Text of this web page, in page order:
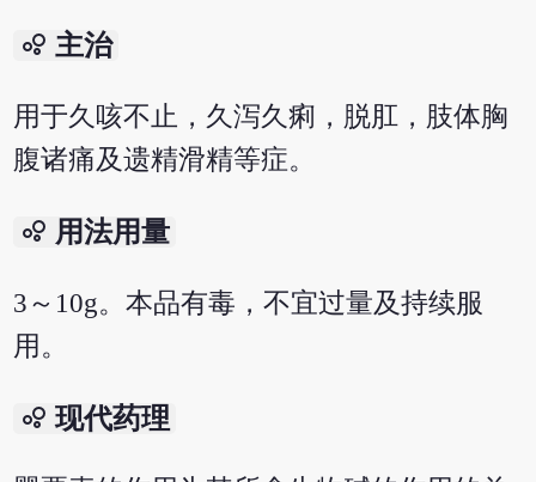
bubble_chart 主治
用于久咳不止，久泻久痢，脱肛，肢体胸
腹诸痛及遗精滑精等症。
bubble_chart 用法用量
3～10g。本品有毒，不宜过量及持续服
用。
bubble_chart 现代药理